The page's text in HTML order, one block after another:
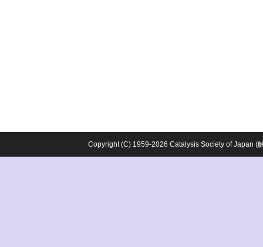
Copyright (C) 1959-2026 Catalysis Society of Japan (